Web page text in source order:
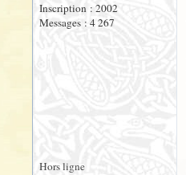
Inscription : 2002
Messages : 4 267
Hors ligne